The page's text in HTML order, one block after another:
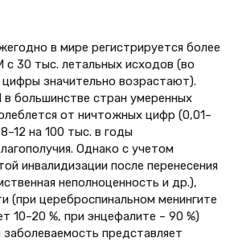
в мире регистрируется более
30 тыс. летальных исходов (во
значительно возрастают).
большинстве стран умеренных
от ничтожных цифр (0,01–
на 100 тыс. в годы
Однако с учетом
инвалидизации после перенесения
неполноценность и др.),
(при цереброспинальном менингите
10–20 %, при энцефалите – 90 %)
представляет